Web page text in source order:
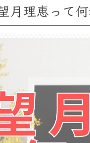
月理恵って